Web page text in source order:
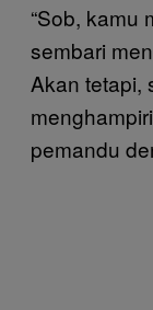
“Sob, kamu
sembari
Akan tetapi,
pemandu